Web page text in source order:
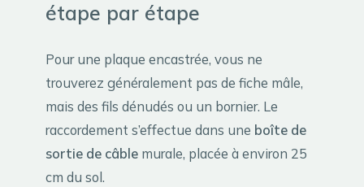
étape par étape
Pour une plaque encastrée, vous ne
trouverez généralement pas de fiche mâle,
mais des fils dénudés ou un bornier. Le
raccordement s’effectue dans une boîte de
sortie de câble murale, placée à environ 25
cm du sol.